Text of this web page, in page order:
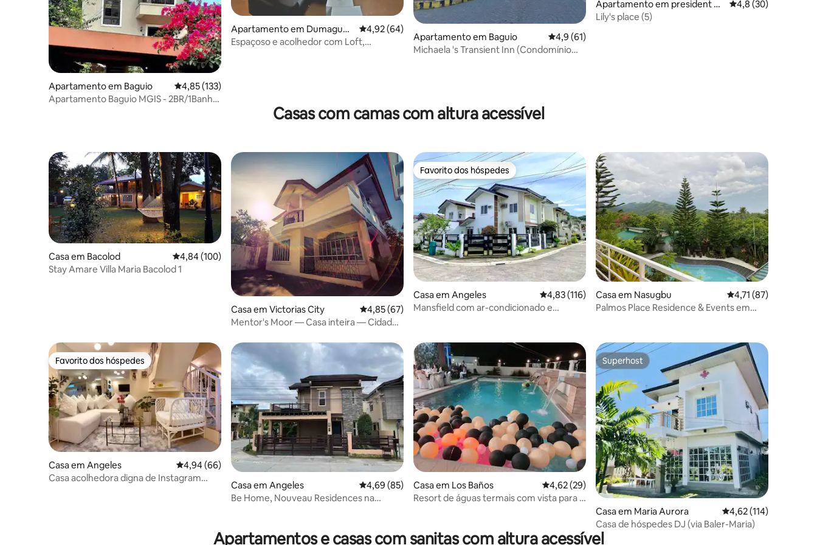
Apartamento em Baguio Classificação média de 4,85 em 5 estrelas, 133avaliações
4,85 (133)
Apartamento Baguio MGIS - 2BR/1Banho
Apartamento em Dumaguet
e
Classificação média de 4,92 em 5 estrelas, 64avaliações
4,92 (64)
Espaçoso e acolhedor com Loft,
Apartamento em Baguio Classificação média de 4,9 em 5 estrelas, 61avaliações
4,9 (61)
Michaela 's Transient Inn (Condomínio
Apartamento em president M
agsaysay Street cebu city
Classificação média
4,8 (30)
Lily's place (5)
Casas com camas com altura acessível
Casa em Bacolod Classificação média de 4,84 em 5 estrelas, 100avaliações
4,84 (100)
Stay Amare Villa Maria Bacolod 1
Casa em Victorias City Classificação média de 4,85 em 5 estrelas, 67avaliações
4,85 (67)
Mentor's Moor — Casa inteira — Cidade
Favorito dos hóspedes
Favorito dos hóspedes
Casa em Angeles Classificação média de 4,83 em 5 estrelas, 116avaliações
4,83 (116)
Mansfield com ar-condicionado e
Casa em Nasugbu Classificação média
4,71 (87)
Palmos Place Residence & Events em
Favorito dos hóspedes
Favorito dos hóspedes
Casa em Angeles Classificação média de 4,94 em 5 estrelas, 66avaliações
4,94 (66)
Casa acolhedora digna de Instagram
Casa em Angeles Classificação média de 4,69 em 5 estrelas, 85avaliações
4,69 (85)
Be Home, Nouveau Residences na
Casa em Los Baños Classificação média de 4,62 em 5 estrelas, 29avaliações
4,62 (29)
Resort de águas termais com vista para a
Superhost
Superhost
Casa em Maria Aurora Classificação média
4,62 (114)
Casa de hóspedes DJ (via Baler-Maria)
Apartamentos e casas com sanitas com altura acessível